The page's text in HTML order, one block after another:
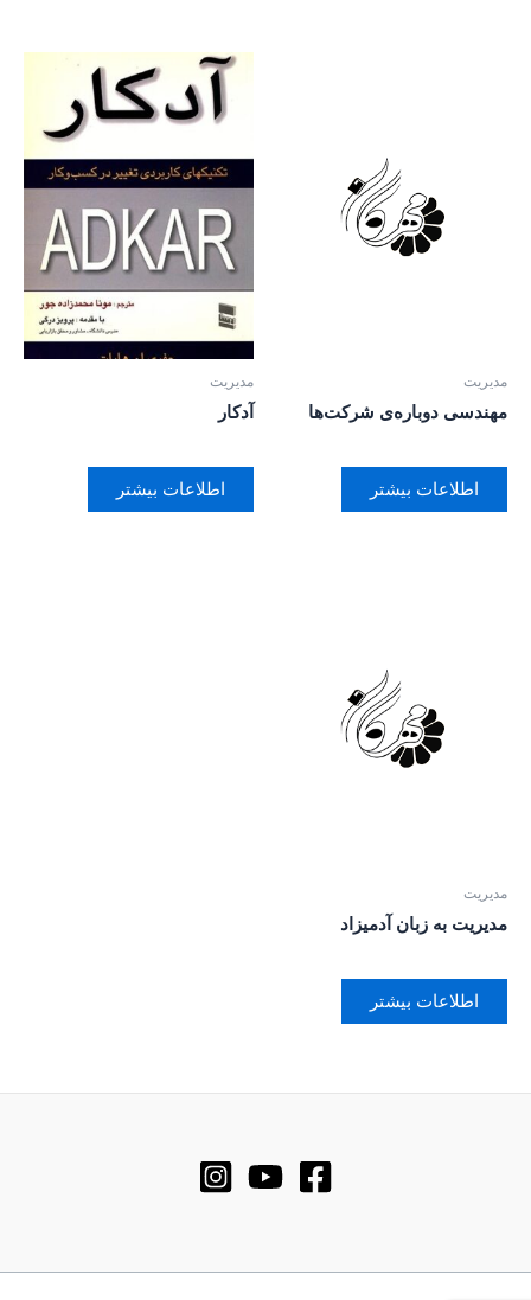
مدیریت
مهندسی دوباره‌ی شرکت‌ها
اطلاعات بیشتر
مدیریت
آدکار
اطلاعات بیشتر
مدیریت
مدیریت به زبان آدمیزاد
اطلاعات بیشتر